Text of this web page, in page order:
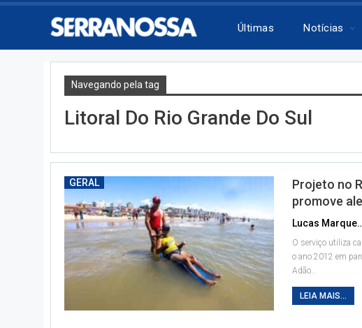
Últimas Notícias
Navegando pela tag
Litoral Do Rio Grande Do Sul
GERAL
Projeto no
promove
Lucas
O serviço utiliza
o ano 2012 em
Adão
LEIA MAIS...